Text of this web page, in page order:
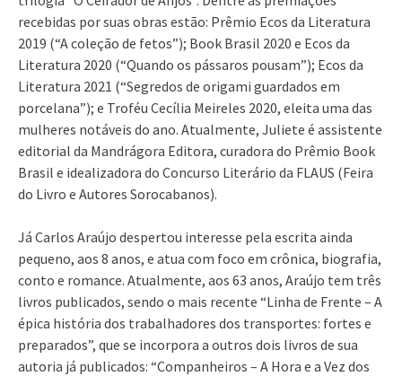
recebidas por suas obras estão: Prêmio Ecos da Literatura
2019 (“A coleção de fetos”); Book Brasil 2020 e Ecos da
Literatura 2020 (“Quando os pássaros pousam”); Ecos da
Literatura 2021 (“Segredos de origami guardados em
porcelana”); e Troféu Cecília Meireles 2020, eleita uma das
mulheres notáveis do ano. Atualmente, Juliete é assistente
editorial da Mandrágora Editora, curadora do Prêmio Book
Brasil e idealizadora do Concurso Literário da FLAUS (Feira
do Livro e Autores Sorocabanos).
Já Carlos Araújo despertou interesse pela escrita ainda
pequeno, aos 8 anos, e atua com foco em crônica, biografia,
conto e romance. Atualmente, aos 63 anos, Araújo tem três
livros publicados, sendo o mais recente “Linha de Frente – A
épica história dos trabalhadores dos transportes: fortes e
preparados”, que se incorpora a outros dois livros de sua
autoria já publicados: “Companheiros – A Hora e a Vez dos